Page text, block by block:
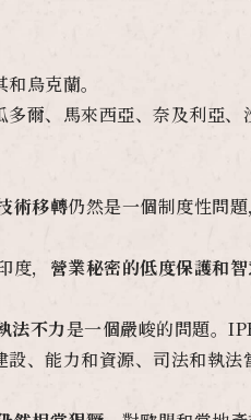
烏克蘭。
爾、馬來西亞、奈及利亞、
術移轉仍然是一個制度性問
， 營業秘密的低度保護和
法不力是一個嚴峻的問題。
、能力和資源、司法和執